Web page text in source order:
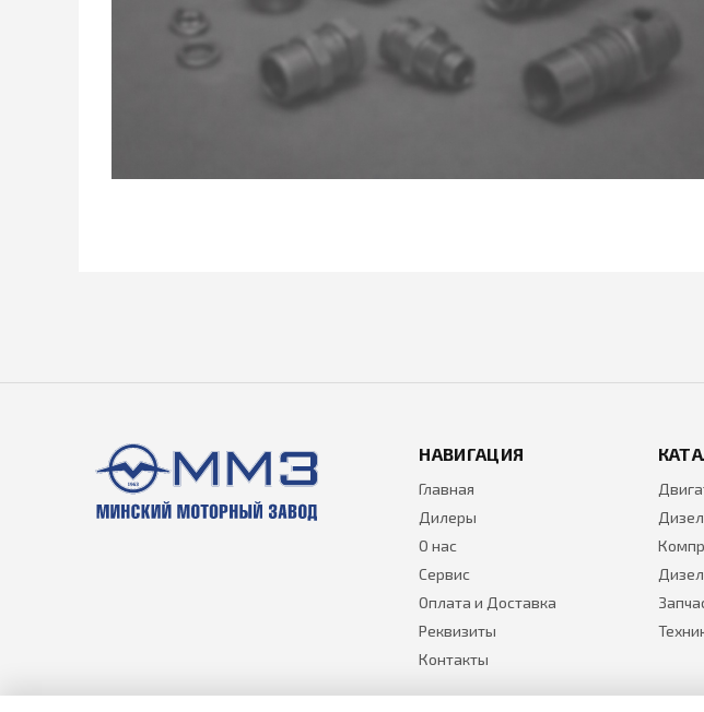
НАВИГАЦИЯ
Главная
Дилеры
О нас
Сервис
Оплата и Доставка
Реквизиты
Контакты